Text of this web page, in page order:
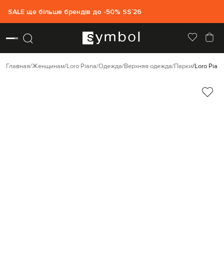
SALE ще більше брендів до -50% SS`26
Главная Женщинам Loro Piana Одежда Верхняя одежда Парки Loro